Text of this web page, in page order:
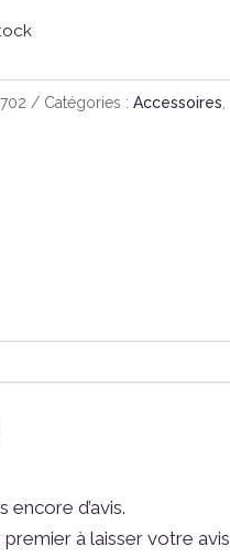
Catégories : Accessoires,
encore d’avis.
à laisser votre avis